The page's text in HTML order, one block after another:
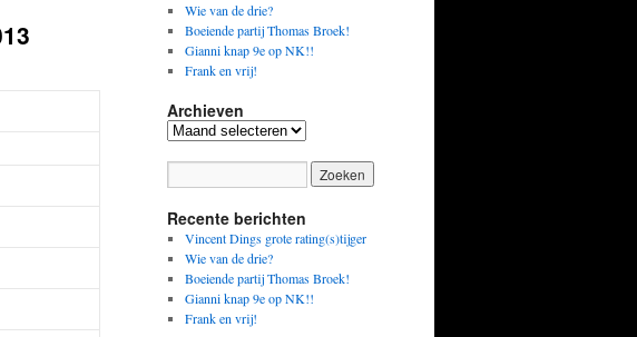
Wie van de drie?
Boeiende partij Thomas Broek!
Gianni knap 9e op NK!!
Frank en vrij!
Archieven
Archieven
Recente berichten
Vincent Dings grote rating(s)tijger
Wie van de drie?
Boeiende partij Thomas Broek!
Gianni knap 9e op NK!!
Frank en vrij!